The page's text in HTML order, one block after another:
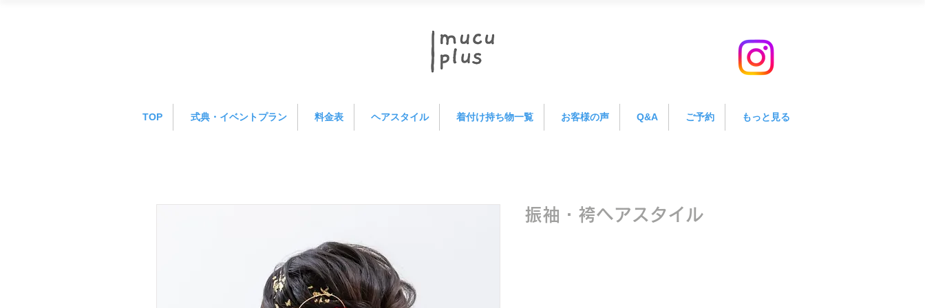
TOP 式典・イベントプラン 料金表 ヘアスタイル 着付け持ち物一覧 お客様の声 Q&A ご予約 もっと見る
振袖・袴ヘアスタイル